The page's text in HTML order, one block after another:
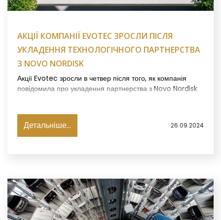
АКЦІЇ КОМПАНІЇ EVOTEC ЗРОСЛИ ПІСЛЯ
УКЛАДЕННЯ ТЕХНОЛОГІЧНОГО ПАРТНЕРСТВА
З NOVO NORDISK
Акції Evotec зросли в четвер після того, як компанія
повідомила про укладення партнерства з Novo Nordisk
Детальніше... 26.09.2024